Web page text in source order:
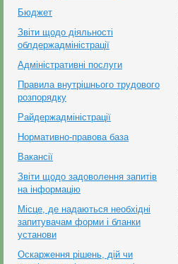
Бюджет
Звіти щодо діяльності
облдержадміністрації
Адміністративні послуги
Правила внутрішнього трудового
розпорядку
Райдержадміністрації
Нормативно-правова база
Вакансії
Звіти щодо задоволення запитів
на інформацію
Місце, де надаються необхідні
запитувачам форми і бланки
установи
Оскарження рішень, дій чи